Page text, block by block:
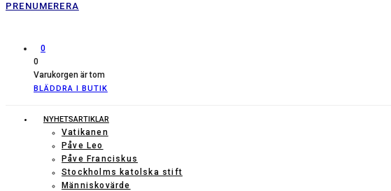
PRENUMERERA
0
0
Varukorgen är tom
BLÄDDRA I BUTIK
NYHETSARTIKLAR
Vatikanen
Påve Leo
Påve Franciskus
Stockholms katolska stift
Människovärde